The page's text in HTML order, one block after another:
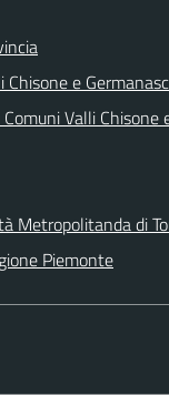
e
Valli Chisone
Metropolitanda di
Piemonte